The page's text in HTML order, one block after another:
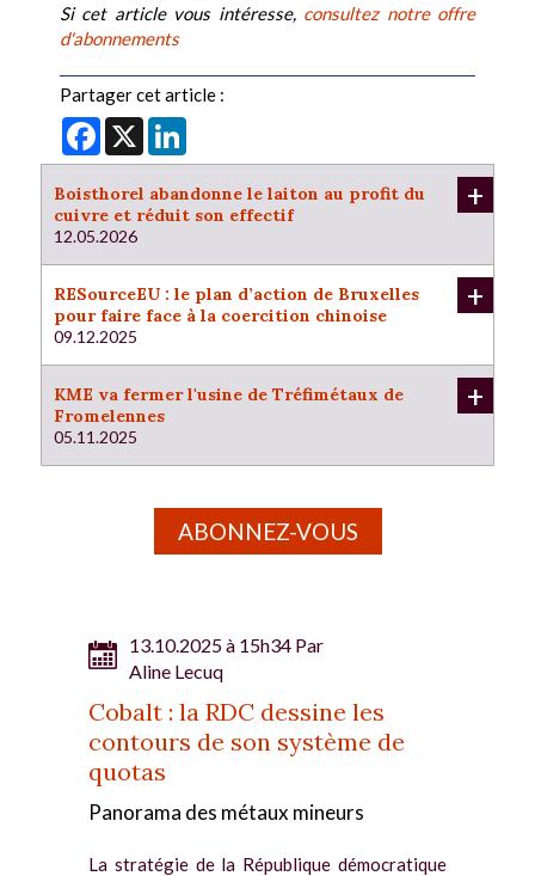
Si cet article vous intéresse, consultez notre offre
d'abonnements
Partager cet article :
Facebook
X
Boisthorel abandonne le laiton au profit du
cuivre et réduit son effectif
12.05.2026
+
RESourceEU : le plan d’action de Bruxelles
pour faire face à la coercition chinoise
09.12.2025
+
KME va fermer l'usine de Tréfimétaux de
Fromelennes
05.11.2025
+
ABONNEZ-VOUS
13.10.2025 à 15h34 Par
Aline Lecuq
Cobalt : la RDC dessine les
contours de son système de
quotas
Panorama des métaux mineurs
La stratégie de la République démocratique